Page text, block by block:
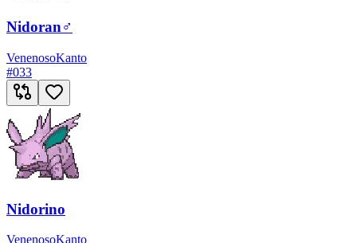
Nidoran♂
VenenosoKanto
#033
Nidorino
VenenosoKanto